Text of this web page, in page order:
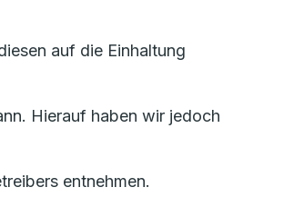
auf die Einhaltung
Hierauf haben wir jedoch
entnehmen.